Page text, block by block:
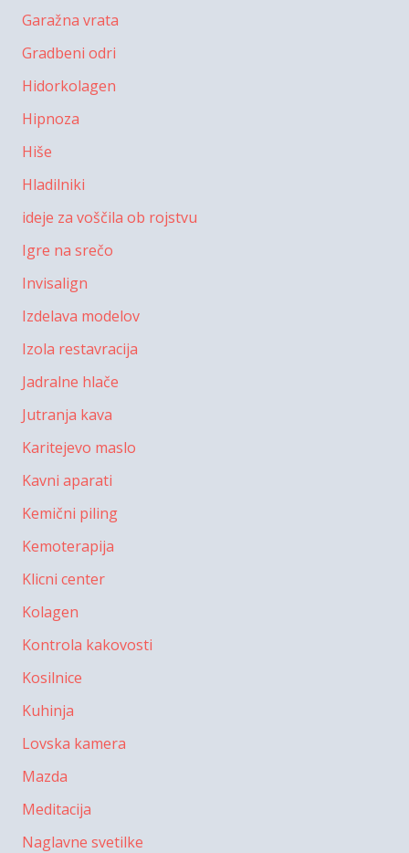
Garažna vrata
Gradbeni odri
Hidorkolagen
Hipnoza
Hiše
Hladilniki
ideje za voščila ob rojstvu
Igre na srečo
Invisalign
Izdelava modelov
Izola restavracija
Jadralne hlače
Jutranja kava
Karitejevo maslo
Kavni aparati
Kemični piling
Kemoterapija
Klicni center
Kolagen
Kontrola kakovosti
Kosilnice
Kuhinja
Lovska kamera
Mazda
Meditacija
Naglavne svetilke